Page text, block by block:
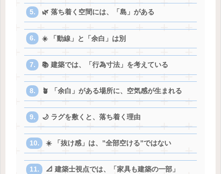
🌿 落ち着く空間には、「島」がある
☀️ 「動線」と「余白」は別
📚 建築では、「行為寸法」を考えている
🪴 「余白」がある場所に、空気感が生まれる
🌙 ラグを敷くと、落ち着く理由
☀️ 「抜け感」は、”全部空ける”ではない
📐 建築士視点では、「家具も建築の一部」